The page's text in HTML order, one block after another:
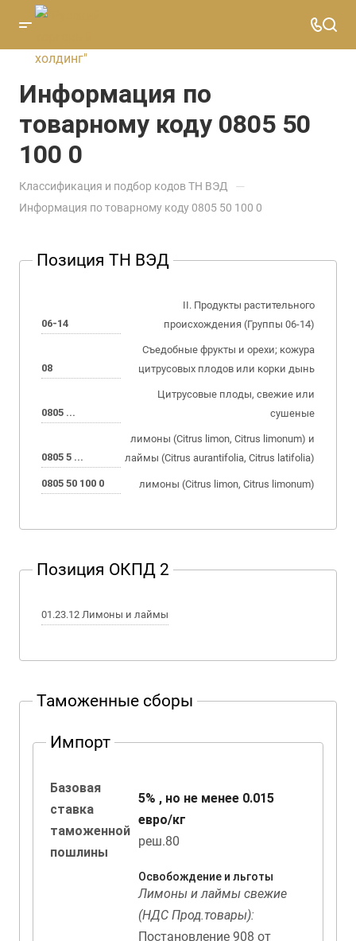
Информация по
товарному коду 0805 50
100 0
Классификация и подбор кодов ТН ВЭД —
Информация по товарному коду 0805 50 100 0
Позиция ТН ВЭД
06-14
II. Продукты растительного
происхождения (Группы 06-14)
08
Съедобные фрукты и орехи; кожура
цитрусовых плодов или корки дынь
0805 ...
Цитрусовые плоды, свежие или
сушеные
0805 5 ...
лимоны (Citrus limon, Citrus limonum) и
лаймы (Citrus aurantifolia, Citrus latifolia)
0805 50 100 0 лимоны (Citrus limon, Citrus limonum)
Позиция ОКПД 2
01.23.12 Лимоны и лаймы
Таможенные сборы
Импорт
Базовая
ставка
таможенной
пошлины
5% , но не менее 0.015
евро/кг
реш.80
Освобождение и льготы
Лимоны и лаймы свежие
(НДС Прод.товары):
Постановление 908 от